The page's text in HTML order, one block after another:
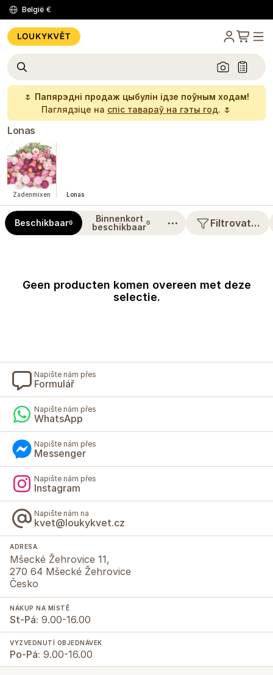
België €
🌷 Папярэдні продаж цыбулін ідзе поўным ходам!
Паглядзіце на спіс тавараў на гэты год. 🌷
Lonas
Zadenmixen Lonas
Beschikbaar0
Binnenkort
beschikbaar0 ⋯ Filtrovat…
Geen producten komen overeen met deze
selectie.
Napište nám přes
Formulář
Napište nám přes
WhatsApp
Napište nám přes
Messenger
Napište nám přes
Instagram
Napište nám na
kvet@loukykvet.cz
ADRESA
Mšecké Žehrovice 11,
270 64 Mšecké Žehrovice
Česko
NÁKUP NA MÍSTĚ
St-Pá: 9.00-16.00
VYZVEDNUTÍ OBJEDNÁVEK
Po-Pá: 9.00-16.00